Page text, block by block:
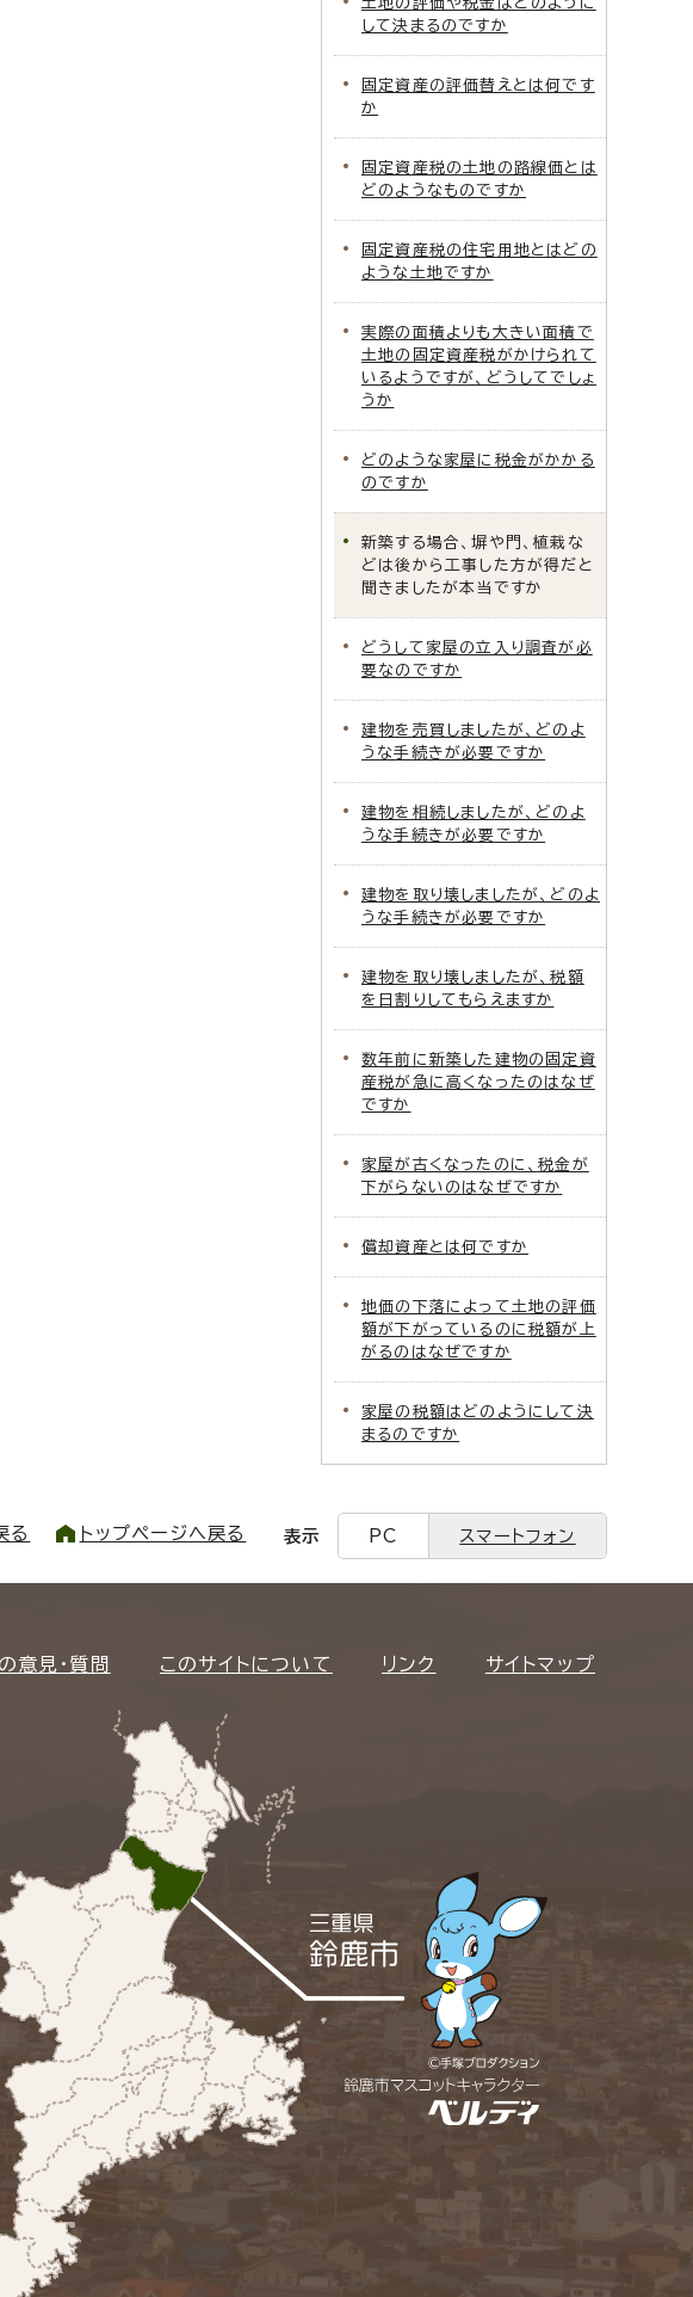
して決まるのですか
固定資産の評価替えとは何です
か
固定資産税の土地の路線価とは
どのようなものですか
固定資産税の住宅用地とはどの
ような土地ですか
実際の面積よりも大きい面積で
土地の固定資産税がかけられて
いるようですが、どうしてでしょ
うか
どのような家屋に税金がかかる
のですか
新築する場合、塀や門、植栽な
どは後から工事した方が得だと
聞きましたが本当ですか
どうして家屋の立入り調査が必
要なのですか
建物を売買しましたが、どのよ
うな手続きが必要ですか
建物を相続しましたが、どのよ
うな手続きが必要ですか
建物を取り壊しましたが、どのよ
うな手続きが必要ですか
建物を取り壊しましたが、税額
を日割りしてもらえますか
数年前に新築した建物の固定資
産税が急に高くなったのはなぜ
ですか
家屋が古くなったのに、税金が
下がらないのはなぜですか
償却資産とは何ですか
地価の下落によって土地の評価
額が下がっているのに税額が上
がるのはなぜですか
家屋の税額はどのようにして決
まるのですか
る トップページへ戻る 表示 PC スマートフォン
意見・質問 このサイトについて リンク サイトマップ